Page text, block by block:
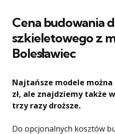
Cena budowania
szkieletowego z
Bolesławiec
Najtańsze modele można
zł, ale znajdziemy także
trzy razy droższe.
Do opcjonalnych kosztów